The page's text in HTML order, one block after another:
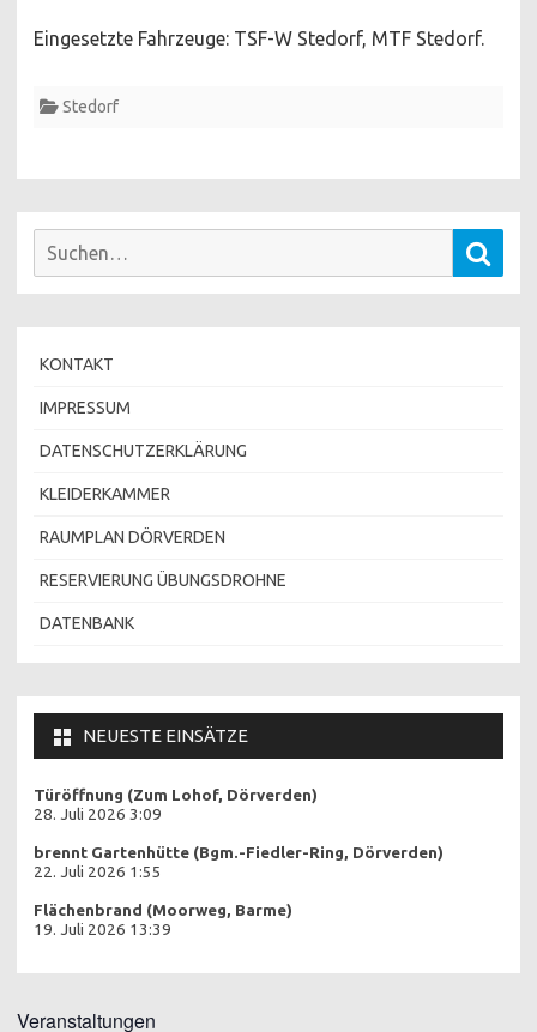
Eingesetzte Fahrzeuge: TSF-W Stedorf, MTF Stedorf.
Stedorf
Suchen
KONTAKT
IMPRESSUM
DATENSCHUTZERKLÄRUNG
KLEIDERKAMMER
RAUMPLAN DÖRVERDEN
RESERVIERUNG ÜBUNGSDROHNE
DATENBANK
NEUESTE EINSÄTZE
Türöffnung (Zum Lohof, Dörverden)
28. Juli 2026 3:09
brennt Gartenhütte (Bgm.-Fiedler-Ring, Dörverden)
22. Juli 2026 1:55
Flächenbrand (Moorweg, Barme)
19. Juli 2026 13:39
Veranstaltungen